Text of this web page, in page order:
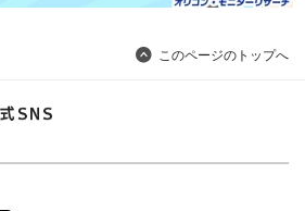
このページのトップへ